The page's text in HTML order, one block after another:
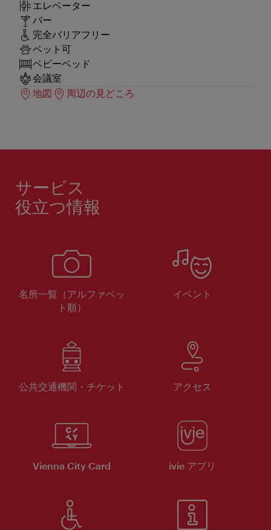
エレベーター
バー
完全バリアフリー
ペット可
ベビーベッド
会議室
地図
周辺の見どころ
サービス
役立つ情報
名所一覧（アルファベッ
ト順）
イベント
公共交通機関・チケット アクセス
Vienna City Card ivie アプリ